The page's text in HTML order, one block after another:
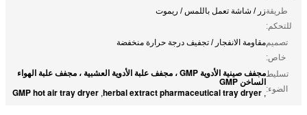
طريقة
للتحكم:
زر / شاشة تعمل باللمس / ريموت
تصميم
خاص:
مقاومة الانفجار / تجفيف درجة حرارة منخفضة
تسليط
الضوء:
مجفف صينية الأدوية GMP ، مجفف علبة الأدوية العشبية ، مجفف علبة الهواء
الساخن GMP
,
herbal extract pharmaceutical tray dryer
,
GMP hot air tray dryer